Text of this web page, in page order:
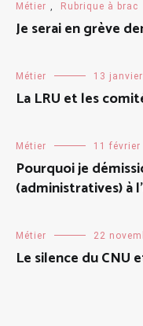
Métier , Rubrique à brac
Je serai en grève
Métier 13
La LRU et les
Métier 11 février
Pourquoi je
(administratives) à
Métier 22
Le silence du CNU